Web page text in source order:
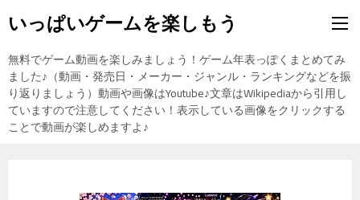
いっぱいゲームを楽しもう
無料でゲーム動画を楽しみましょう！ゲーム年表っぽくまとめてみ
ました♪（動画・発売日・メーカー・ジャンル・ランキングなどを振
り返りましょう）動画や画像はYoutube♪文章はWikipediaから引用し
ていますので注意してください！表示している画像をクリックする
ことで動画が楽しめますよ♪